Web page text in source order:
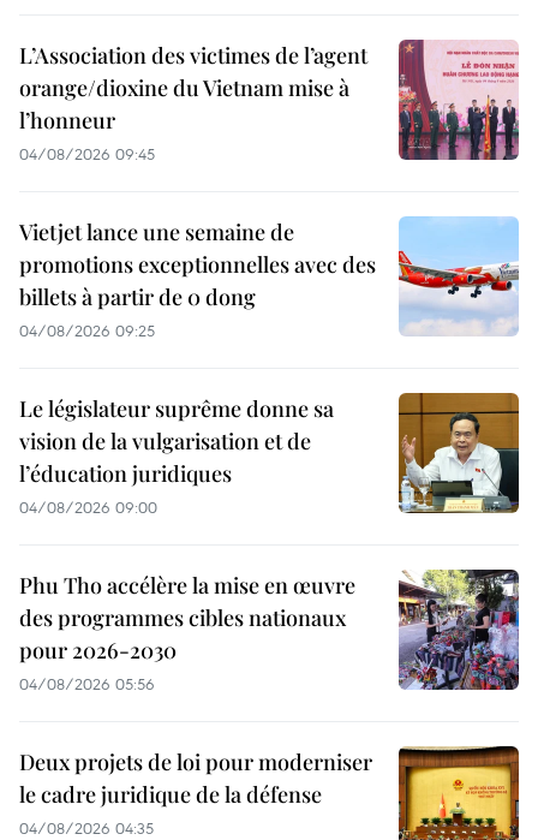
L’Association des victimes de l’agent
orange/dioxine du Vietnam mise à
l’honneur
04/08/2026 09:45
Vietjet lance une semaine de
promotions exceptionnelles avec des
billets à partir de 0 dong
04/08/2026 09:25
Le législateur suprême donne sa
vision de la vulgarisation et de
l’éducation juridiques
04/08/2026 09:00
Phu Tho accélère la mise en œuvre
des programmes cibles nationaux
pour 2026-2030
04/08/2026 05:56
Deux projets de loi pour moderniser
le cadre juridique de la défense
04/08/2026 04:35